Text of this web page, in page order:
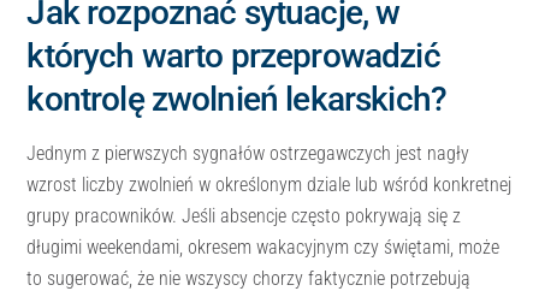
Jak rozpoznać sytuacje, w
których warto przeprowadzić
kontrolę zwolnień lekarskich?
Jednym z pierwszych sygnałów ostrzegawczych jest nagły
wzrost liczby zwolnień w określonym dziale lub wśród konkretnej
grupy pracowników. Jeśli absencje często pokrywają się z
długimi weekendami, okresem wakacyjnym czy świętami, może
to sugerować, że nie wszyscy chorzy faktycznie potrzebują